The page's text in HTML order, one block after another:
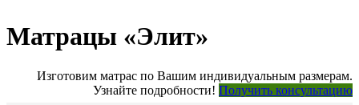
Матрацы «Элит»
Изготовим матрас по Вашим индивидуальным размерам.
Узнайте подробности! Получить консультацию